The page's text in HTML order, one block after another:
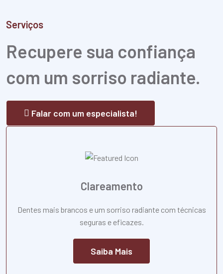
Serviços
Recupere sua confiança
com um sorriso radiante.
Falar com um especialista!
Clareamento
Dentes mais brancos e um sorriso radiante com técnicas
seguras e eficazes.
Saiba Mais